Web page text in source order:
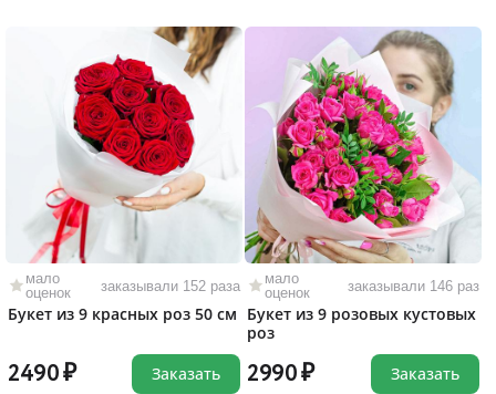
мало
оценок
заказывали 152 раза
Букет из 9 красных роз 50 см
2490 Заказать
мало
оценок
заказывали 146 раз
Букет из 9 розовых кустовых
роз
2990 Заказать